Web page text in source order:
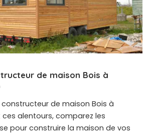
de maison Bois à
constructeur de maison Bois à
ces alentours, comparez les
pour construire la maison de vos